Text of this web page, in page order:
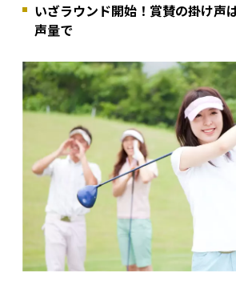
いざラウンド開始！賞賛の掛け声
声量で